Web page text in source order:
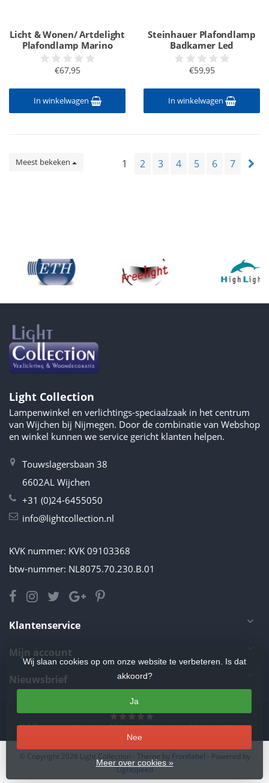
Licht & Wonen/ Artdelight
Plafondlamp Marino
€67,95
In winkelwagen
Steinhauer Plafondlamp
Badkamer Led
€59,95
In winkelwagen
Meest bekeken 1 2 3 4 5 6 7
Light Collection
Lampenwinkel en verlichtings-speciaalzaak in het centrum
van Wijchen bij Nijmegen. Door de combinatie van Webshop
en winkel kunnen we service gericht klanten helpen.
Touwslagersbaan 38
6602AL Wijchen
+31 (0)24-6455050
info@lightcollection.nl
KVK nummer: KVK 09103368
btw-nummer: NL8075.70.230.B.01
Klantenservice
Mijn account
Nieuwsbrief
4.5/5sterren op basis van11beoordelingen.Lees 11 beoordelingen
Wij slaan cookies op om onze website te verbeteren. Is dat
akkoord?
Ja
Nee
Meer over cookies »
© Copyright 2026 Light Collection - Theme by Frontlabel - Powered by
Lightspeed